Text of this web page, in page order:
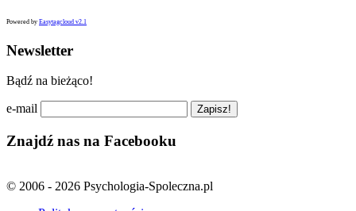
Powered by Easytagcloud v2.1
Newsletter
Bądź na bieżąco!
e-mail
Znajdź nas na Facebooku
© 2006 - 2026 Psychologia-Spoleczna.pl